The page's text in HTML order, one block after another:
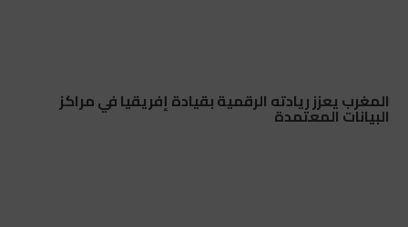
المغرب يعزز ريادته الرقمية بقيادة إفريقيا في مراكز
البيانات المعتمدة